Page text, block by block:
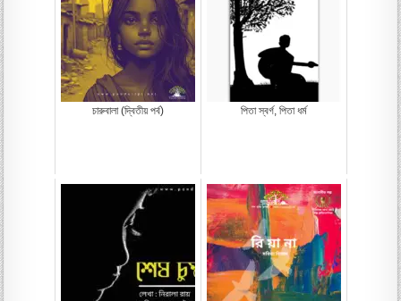
চারুবালা (দ্বিতীয় পর্ব) পিতা স্বর্গ, পিতা ধর্ম